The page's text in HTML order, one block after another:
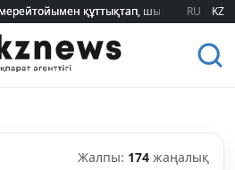
RU KZ
Жалпы: 174 жаңалық